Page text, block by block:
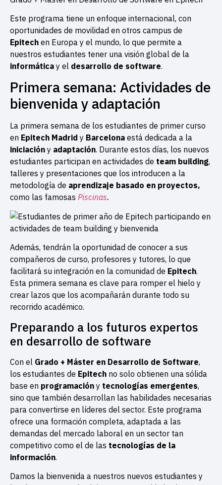
Este programa tiene un enfoque internacional, con
oportunidades de movilidad en otros campus de
Epitech en Europa y el mundo, lo que permite a
nuestros estudiantes tener una visión global de la
informática y el desarrollo de software.
Primera semana: Actividades de
bienvenida y adaptación
La primera semana de los estudiantes de primer curso
en Epitech Madrid y Barcelona está dedicada a la
iniciación y adaptación. Durante estos días, los nuevos
estudiantes participan en actividades de team building,
talleres y presentaciones que los introducen a la
metodología de aprendizaje basado en proyectos,
como las famosas Piscinas.
Además, tendrán la oportunidad de conocer a sus
compañeros de curso, profesores y tutores, lo que
facilitará su integración en la comunidad de Epitech.
Esta primera semana es clave para romper el hielo y
crear lazos que los acompañarán durante todo su
recorrido académico.
Preparando a los futuros expertos
en desarrollo de software
Con el Grado + Máster en Desarrollo de Software,
los estudiantes de Epitech no solo obtienen una sólida
base en programación y tecnologías emergentes,
sino que también desarrollan las habilidades necesarias
para convertirse en líderes del sector. Este programa
ofrece una formación completa, adaptada a las
demandas del mercado laboral en un sector tan
competitivo como el de las tecnologías de la
información.
Damos la bienvenida a nuestros nuevos estudiantes y